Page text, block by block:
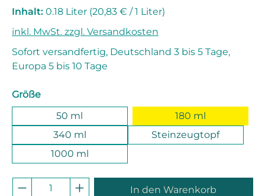
Inhalt: 0.18 Liter (20,83 € / 1 Liter)
inkl. MwSt. zzgl. Versandkosten
Sofort versandfertig, Deutschland 3 bis 5 Tage,
Europa 5 bis 10 Tage
Größeauswählen
50 ml
180 ml
340 ml
Steinzeugtopf
1000 ml
Produkt Anzahl: Gib den
In den Warenkorb